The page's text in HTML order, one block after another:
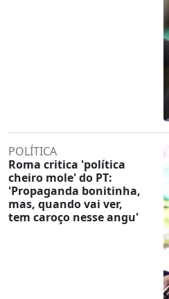
POLÍTICA
Roma critica 'política
cheiro mole' do PT:
'Propaganda bonitinha,
mas, quando vai ver,
tem caroço nesse angu'